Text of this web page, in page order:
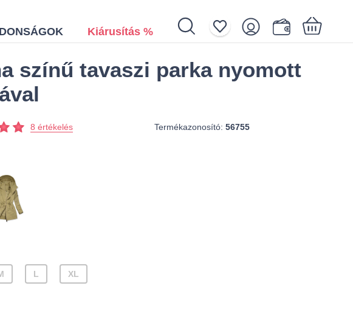
Kiárusítás %
Az Ön kosara üres
színű tavaszi parka nyomott
8 értékelés Termékazonosító: 56755
L XL